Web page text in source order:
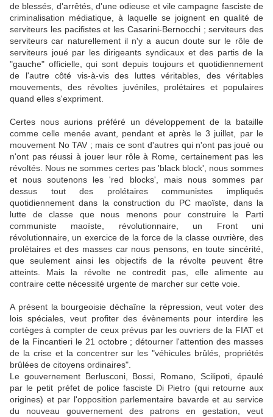
de blessés, d'arrêtés, d'une odieuse et vile campagne fasciste de
criminalisation médiatique, à laquelle se joignent en qualité de
serviteurs les pacifistes et les Casarini-Bernocchi ; serviteurs des
serviteurs car naturellement il n'y a aucun doute sur le rôle de
serviteurs joué par les dirigeants syndicaux et des partis de la
"gauche" officielle, qui sont depuis toujours et quotidiennement
de l'autre côté vis-à-vis des luttes véritables, des véritables
mouvements, des révoltes juvéniles, prolétaires et populaires
quand elles s'expriment.
Certes nous aurions préféré un développement de la bataille
comme celle menée avant, pendant et après le 3 juillet, par le
mouvement No TAV ; mais ce sont d'autres qui n'ont pas joué ou
n'ont pas réussi à jouer leur rôle à Rome, certainement pas les
révoltés. Nous ne sommes certes pas 'black block', nous sommes
et nous soutenons les 'red blocks', mais nous sommes par
dessus tout des prolétaires communistes impliqués
quotidiennement dans la construction du PC maoïste, dans la
lutte de classe que nous menons pour construire le Parti
communiste maoïste, révolutionnaire, un Front uni
révolutionnaire, un exercice de la force de la classe ouvrière, des
prolétaires et des masses car nous pensons, en toute sincérité,
que seulement ainsi les objectifs de la révolte peuvent être
atteints. Mais la révolte ne contredit pas, elle alimente au
contraire cette nécessité urgente de marcher sur cette voie.
A présent la bourgeoisie déchaîne la répression, veut voter des
lois spéciales, veut profiter des évènements pour interdire les
cortèges à compter de ceux prévus par les ouvriers de la FIAT et
de la Fincantieri le 21 octobre ; détourner l'attention des masses
de la crise et la concentrer sur les "véhicules brûlés, propriétés
brûlées de citoyens ordinaires".
Le gouvernement Berlusconi, Bossi, Romano, Scilipoti, épaulé
par le petit préfet de police fasciste Di Pietro (qui retourne aux
origines) et par l'opposition parlementaire bavarde et au service
du nouveau gouvernement des patrons en gestation, veut